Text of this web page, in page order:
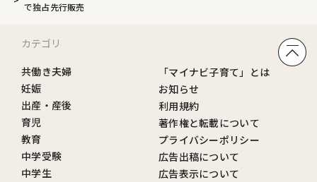
で独占先行販売
カテゴリ
共働き夫婦
妊娠
出産・産後
育児
教育
中学受験
中学生
「マイナビ子育て」とは
お知らせ
利用規約
著作権と転載について
プライバシーポリシー
広告出稿について
広告表示について